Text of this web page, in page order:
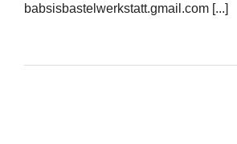
babsisbastelwerkstatt.gmail.com [...]